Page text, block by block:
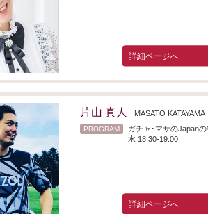
詳細ページへ
片山 真人 MASATO KATAYAMA
PROGRAM
ガチャ･マサのJapan
水 18:30-19:00
詳細ページへ